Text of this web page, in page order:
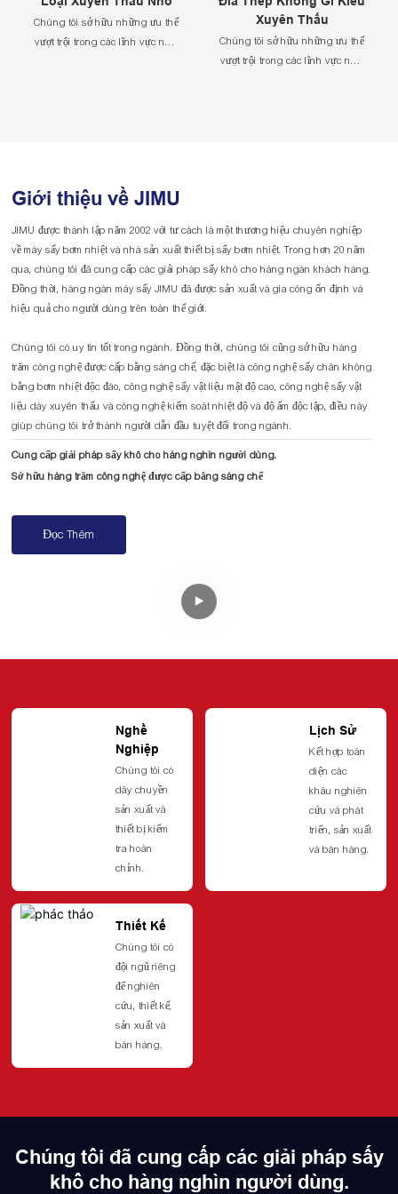
Chúng tôi sở hữu những ưu thế
vượt trội trong các lĩnh vực như
Xuyên Thấu
Chúng tôi sở hữu những ưu thế
vượt trội trong các lĩnh vực như
Giới thiệu về JIMU
JIMU được thành lập năm 2002 với tư cách là một thương hiệu chuyên nghiệp
về máy sấy bơm nhiệt và nhà sản xuất thiết bị sấy bơm nhiệt. Trong hơn 20 năm
qua, chúng tôi đã cung cấp các giải pháp sấy khô cho hàng ngàn khách hàng.
Đồng thời, hàng ngàn máy sấy JIMU đã được sản xuất và gia công ổn định và
hiệu quả cho người dùng trên toàn thế giới.
Chúng tôi có uy tín tốt trong ngành. Đồng thời, chúng tôi cũng sở hữu hàng
trăm công nghệ được cấp bằng sáng chế, đặc biệt là công nghệ sấy chân không
bằng bơm nhiệt độc đáo, công nghệ sấy vật liệu mật độ cao, công nghệ sấy vật
liệu dày xuyên thấu và công nghệ kiểm soát nhiệt độ và độ ẩm độc lập, điều này
giúp chúng tôi trở thành người dẫn đầu tuyệt đối trong ngành.
Cung cấp giải pháp sấy khô cho hàng nghìn người dùng.
Sở hữu hàng trăm công nghệ được cấp bằng sáng chế
Đọc Thêm
Nghề
Nghiệp
Chúng tôi có
dây chuyền
sản xuất và
thiết bị kiểm
tra hoàn
chỉnh.
Lịch Sử
Kết hợp toàn
diện các
khâu nghiên
cứu và phát
triển, sản xuất
và bán hàng.
Thiết Kế
Chúng tôi có
đội ngũ riêng
để nghiên
cứu, thiết kế,
sản xuất và
bán hàng.
Chúng tôi đã cung cấp các giải pháp sấy
khô cho hàng nghìn người dùng.